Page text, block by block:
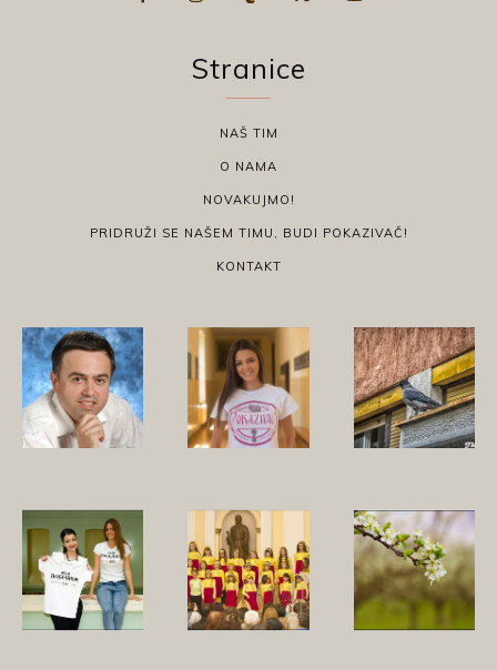
Stranice
NAŠ TIM
O NAMA
NOVAKUJMO!
PRIDRUŽI SE NAŠEM TIMU, BUDI POKAZIVAČ!
KONTAKT